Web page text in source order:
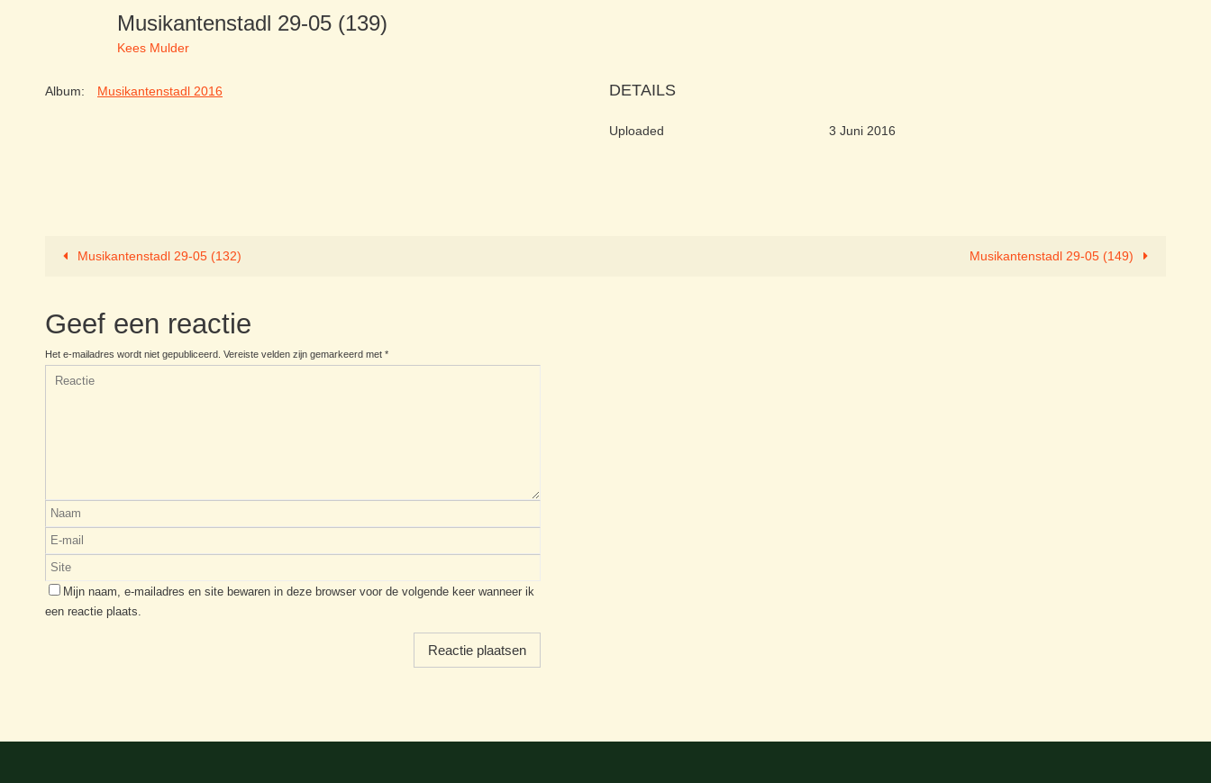
Musikantenstadl 29-05 (139)
Kees Mulder
Album: Musikantenstadl 2016 DETAILS
Uploaded 3 Juni 2016
Musikantenstadl 29-05 (132) Musikantenstadl 29-05 (149)
Geef een reactie
Het e-mailadres wordt niet gepubliceerd. Vereiste velden zijn gemarkeerd met *
Mijn naam, e-mailadres en site bewaren in deze browser voor de volgende keer wanneer ik
een reactie plaats.